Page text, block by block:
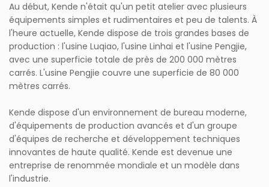
Au début, Kende n'était qu'un petit atelier avec plusieurs
équipements simples et rudimentaires et peu de talents. À
l'heure actuelle, Kende dispose de trois grandes bases de
production : l'usine Luqiao, l'usine Linhai et l'usine Pengjie,
avec une superficie totale de près de 200 000 mètres
carrés. L'usine Pengjie couvre une superficie de 80 000
mètres carrés.
Kende dispose d'un environnement de bureau moderne,
d'équipements de production avancés et d'un groupe
d'équipes de recherche et développement techniques
innovantes de haute qualité. Kende est devenue une
entreprise de renommée mondiale et un modèle dans
l'industrie.